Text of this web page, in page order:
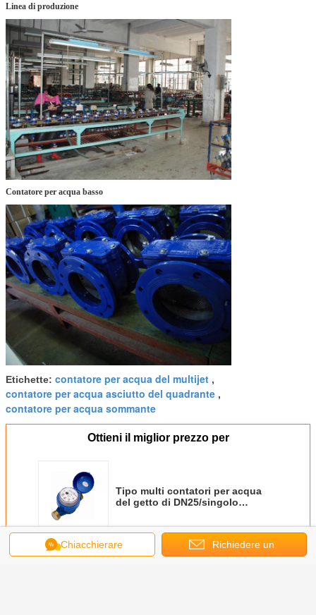
Linea di produzione
Contatore per acqua basso
Etichette: contatore per acqua del multijet ,
contatore per acqua asciutto del quadrante ,
contatore per acqua sommante
Ottieni il miglior prezzo per
Tipo multi contatori per acqua
del getto di DN25/singolo
del getto con l'uscita di impulso
Chiacchierare Richiedere un